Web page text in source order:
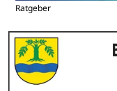
Ratgeber